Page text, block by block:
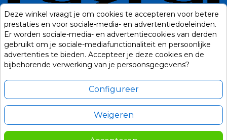
Deze winkel vraagt je om cookies te accepteren voor betere
prestaties en voor sociale-media- en advertentiedoeleinden.
Er worden sociale-media- en advertentiecookies van derden
gebruikt om je sociale-mediafunctionaliteit en persoonlijke
advertenties te bieden. Accepteer je deze cookies en de
bijbehorende verwerking van je persoonsgegevens?
Configureer
Weigeren